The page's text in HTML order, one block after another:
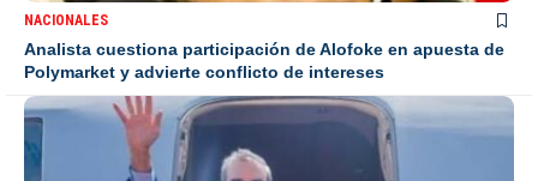
NACIONALES
Analista cuestiona participación de Alofoke en apuesta de
Polymarket y advierte conflicto de intereses